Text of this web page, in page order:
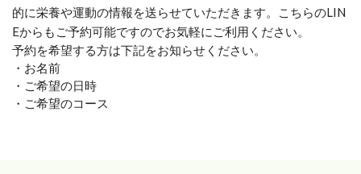
的に栄養や運動の情報を送らせていただきます。こちらのLIN
Eからもご予約可能ですのでお気軽にご利用ください。
予約を希望する方は下記をお知らせください。
・お名前
・ご希望の日時
・ご希望のコース